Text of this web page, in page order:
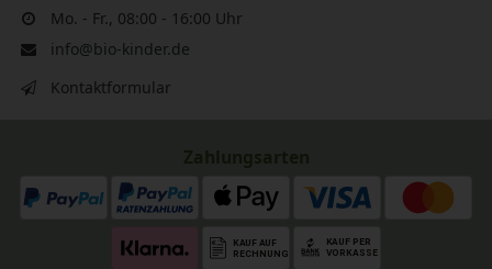
Mo. - Fr., 08:00 - 16:00 Uhr
info@bio-kinder.de
Kontaktformular
Zahlungsarten